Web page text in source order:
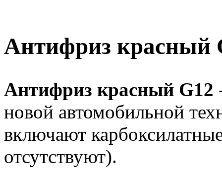
Антифриз красный
Антифриз красный G12
новой автомобильной
включают
отсутствуют).